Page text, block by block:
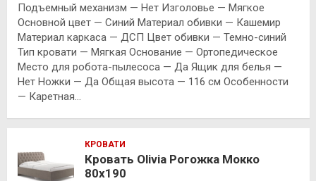
Подъемный механизм — Нет Изголовье — Мягкое
Основной цвет — Синий Материал обивки — Кашемир
Материал каркаса — ДСП Цвет обивки — Темно-синий
Тип кровати — Мягкая Основание — Ортопедическое
Место для робота-пылесоса — Да Ящик для белья —
Нет Ножки — Да Общая высота — 116 см Особенности
— Каретная…
КРОВАТИ
Кровать Olivia Рогожка Мокко
80х190